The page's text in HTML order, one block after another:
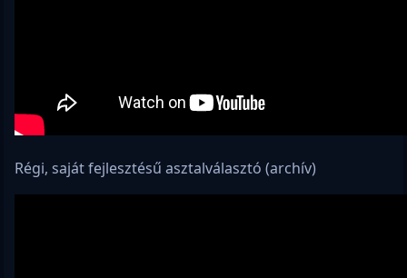
Régi, saját fejlesztésű asztalválasztó (archív)